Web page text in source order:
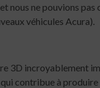
nous ne pouvions
véhicules Acura).
3D incroyablement
contribue à